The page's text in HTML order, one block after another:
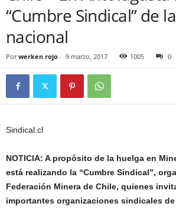
“Cumbre Sindical” de
nacional
Por werken rojo - 9 marzo, 2017 1005 0
Sindical.cl
NOTICIA: A propósito de la huelga en
está realizando la “Cumbre Sindical”,
Federación Minera de Chile, quienes
importantes organizaciones sindicales